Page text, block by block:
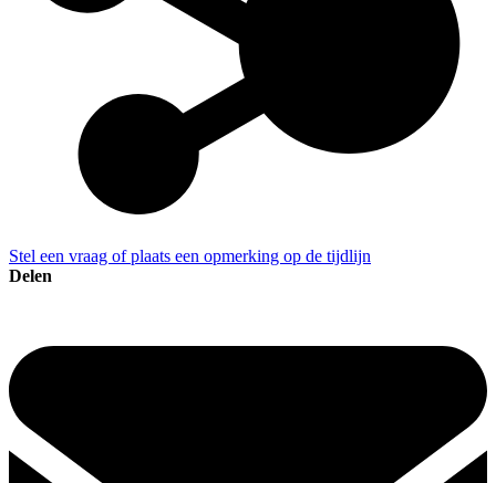
Stel een vraag of plaats een opmerking op de tijdlijn
Delen